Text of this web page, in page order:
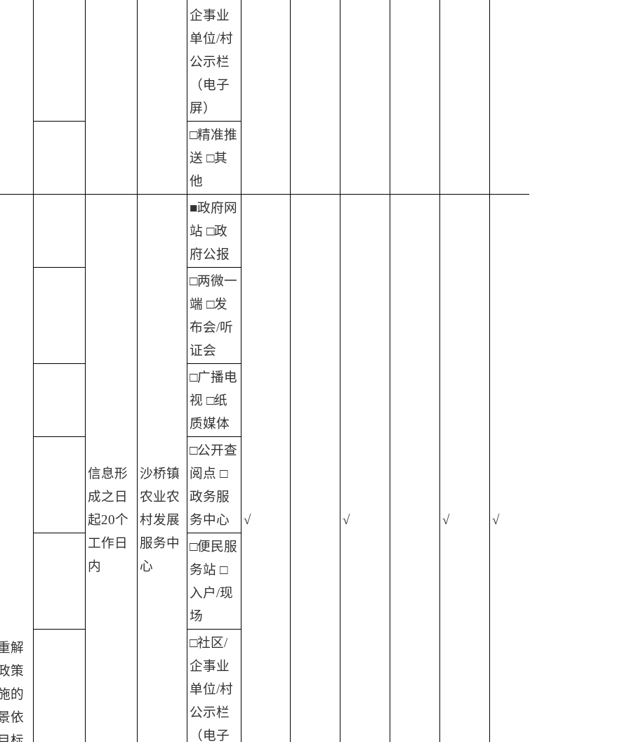
企事业
单位/村
公示栏
（电子
屏）
□精准推
送 □其
他
解
策
的
依
信息形
成之日
起20个
工作日
内
沙桥镇
农业农
村发展
服务中
心
■政府网
站 □政
府公报
√ √ √ √
□两微一
端 □发
布会/听
证会
□广播电
视 □纸
质媒体
□公开查
阅点 □
政务服
务中心
□便民服
务站 □
入户/现
场
□社区/
企事业
单位/村
公示栏
（电子